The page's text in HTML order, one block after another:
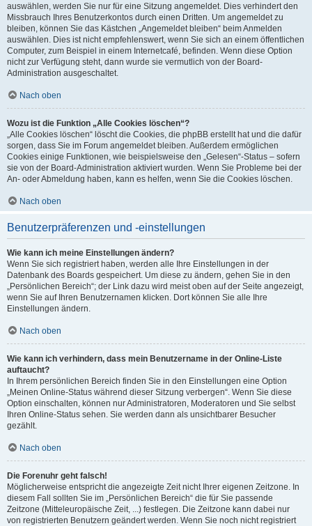
auswählen, werden Sie nur für eine Sitzung angemeldet. Dies verhindert den
Missbrauch Ihres Benutzerkontos durch einen Dritten. Um angemeldet zu
bleiben, können Sie das Kästchen „Angemeldet bleiben“ beim Anmelden
auswählen. Dies ist nicht empfehlenswert, wenn Sie sich an einem öffentlichen
Computer, zum Beispiel in einem Internetcafé, befinden. Wenn diese Option
nicht zur Verfügung steht, dann wurde sie vermutlich von der Board-
Administration ausgeschaltet.
Nach oben
Wozu ist die Funktion „Alle Cookies löschen“?
„Alle Cookies löschen“ löscht die Cookies, die phpBB erstellt hat und die dafür
sorgen, dass Sie im Forum angemeldet bleiben. Außerdem ermöglichen
Cookies einige Funktionen, wie beispielsweise den „Gelesen“-Status – sofern
sie von der Board-Administration aktiviert wurden. Wenn Sie Probleme bei der
An- oder Abmeldung haben, kann es helfen, wenn Sie die Cookies löschen.
Nach oben
Benutzerpräferenzen und -einstellungen
Wie kann ich meine Einstellungen ändern?
Wenn Sie sich registriert haben, werden alle Ihre Einstellungen in der
Datenbank des Boards gespeichert. Um diese zu ändern, gehen Sie in den
„Persönlichen Bereich“; der Link dazu wird meist oben auf der Seite angezeigt,
wenn Sie auf Ihren Benutzernamen klicken. Dort können Sie alle Ihre
Einstellungen ändern.
Nach oben
Wie kann ich verhindern, dass mein Benutzername in der Online-Liste
auftaucht?
In Ihrem persönlichen Bereich finden Sie in den Einstellungen eine Option
„Meinen Online-Status während dieser Sitzung verbergen“. Wenn Sie diese
Option einschalten, können nur Administratoren, Moderatoren und Sie selbst
Ihren Online-Status sehen. Sie werden dann als unsichtbarer Besucher
gezählt.
Nach oben
Die Forenuhr geht falsch!
Möglicherweise entspricht die angezeigte Zeit nicht Ihrer eigenen Zeitzone. In
diesem Fall sollten Sie im „Persönlichen Bereich“ die für Sie passende
Zeitzone (Mitteleuropäische Zeit, ...) festlegen. Die Zeitzone kann dabei nur
von registrierten Benutzern geändert werden. Wenn Sie noch nicht registriert